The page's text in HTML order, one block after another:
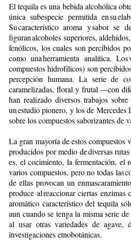
El tequila es una bebida alcohólica
única subespecie permitida en su
Su característico aroma y sabor se
figuran alcoholes superiores,
fenólicos, los cuales son percibidos
como una herramienta analítica.
compuestos hidrofílicos) son
percepción humana. La serie de
caramelizadas, floral y frutal —con
han realizado diversos trabajos
un estudio pionero, y los de Mercedes
­sobre los compuestos saborizantes de
La gran mayoría de estos compuestos
producidos por medio ­de diversas
es, el cocimiento, la fermentación, el
varios compuestos, pero no todas las
de ellas provocan un
produce ­al reaccionar ciertas
aromático característico del tequila
aun cuando se tenga la ­misma serie
al usar otras variedades de
investigaciones etnobotánicas.